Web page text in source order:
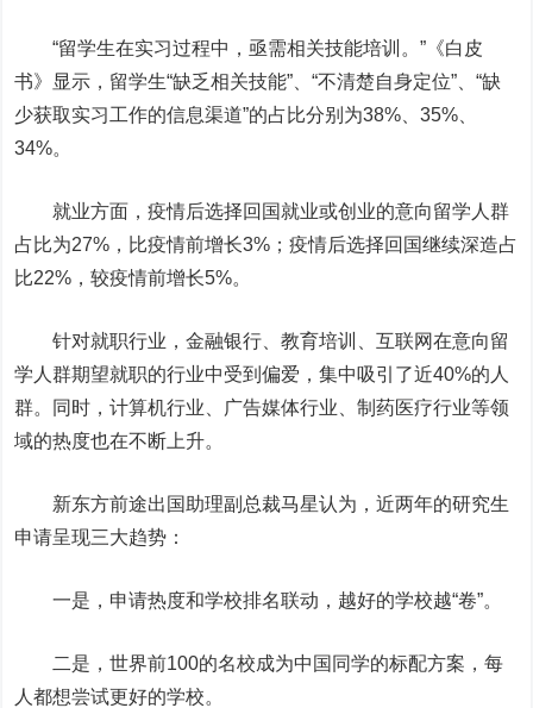
“留学生在实习过程中 ， 亟需相关技能培训 。”《白皮
书》
显示 ， 留学生“缺乏相关技能”、“不清楚自身定位”、“缺
少获取实习工作的信息渠道”的占比分别为38%、35%、
34%。
就业方面，疫情后选择回国就业或创业的意向留学人群
占比为27%，比疫情前增长3%；疫情后选择回国继续深造占
比22%，较疫情前增长5%。
针对就职行业，金融银行、教育培训、互联网在意向留
学人群期望就职的行业中受到偏爱，集中吸引了近40%的人
群。同时，计算机行业、广告媒体行业、制药医疗行业等领
域的热度也在不断上升。
新东方前途出国助理副总裁马星认为，近两年的研究生
申请呈现三大趋势：
一是，申请热度和学校排名联动，越好的学校越“卷”。
二是，世界前100的名校成为中国同学的标配方案，每
人都想尝试更好的学校。